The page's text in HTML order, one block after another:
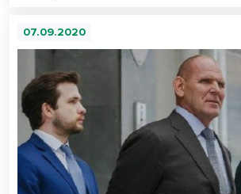
07.09.2020